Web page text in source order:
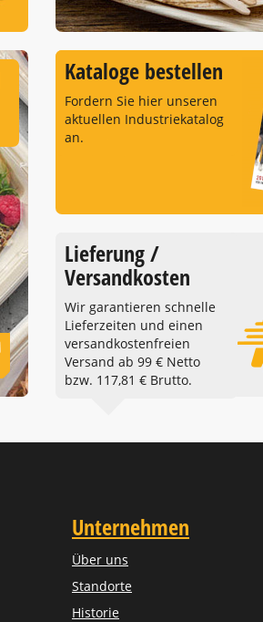
Kataloge bestellen
Fordern Sie hier unseren
aktuellen Industriekatalog
an.
Lieferung /
Versandkosten
Wir garantieren schnelle
Lieferzeiten und einen
versandkostenfreien
Versand ab 99 € Netto
bzw. 117,81 € Brutto.
Unternehmen
Über uns
Standorte
Historie